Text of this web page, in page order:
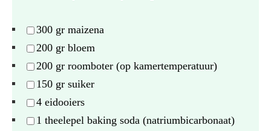
300 gr maizena
200 gr bloem
200 gr roomboter (op kamertemperatuur)
150 gr suiker
4 eidooiers
1 theelepel baking soda (natriumbicarbonaat)